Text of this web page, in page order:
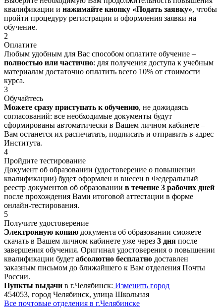
квалификации и нажимайте кнопку «Подать заявку», чтобы
пройти процедуру регистрации и оформления заявки на
обучение.
2
Оплатите
Любым удобным для Вас способом оплатите обучение –
полностью или частично: для получения доступа к учебным
материалам достаточно оплатить всего 10% от стоимости
курса.
3
Обучайтесь
Можете сразу приступать к обучению, не дожидаясь
согласований: все необходимые документы будут
сформированы автоматически в Вашем личном кабинете –
Вам останется их распечатать, подписать и отправить в адрес
Института.
4
Пройдите тестирование
Документ об образовании (удостоверение о повышении
квалификации) будет оформлен и внесен в Федеральный
реестр документов об образовании в течение 3 рабочих дней
после прохождения Вами итоговой аттестации в форме
онлайн-тестирования.
5
Получите удостоверение
Электронную копию документа об образовании сможете
скачать в Вашем личном кабинете уже через 3 дня после
завершения обучения. Оригинал удостоверения о повышении
квалификации будет абсолютно бесплатно доставлен
заказным письмом до ближайшего к Вам отделения Почты
России.
Пункты выдачи в г.Челябинск: Изменить город
454053, город Челябинск, улица Школьная
Все почтовые отделения в г.Челябинске